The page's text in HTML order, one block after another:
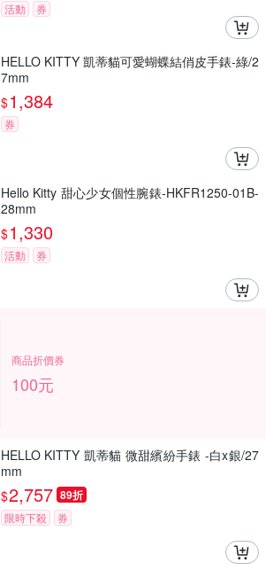
活動 券
HELLO KITTY 凱蒂貓可愛蝴蝶結俏皮手錶-綠/2
7mm
$1,384
券
Hello Kitty 甜心少女個性腕錶-HKFR1250-01B-
28mm
$1,330
活動 券
商品折價券
100元
HELLO KITTY 凱蒂貓 微甜繽紛手錶 -白x銀/27
mm
$2,757 89折
限時下殺 券